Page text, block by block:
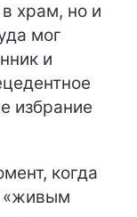
храм, но и
мог
и
избрание
когда
«живым